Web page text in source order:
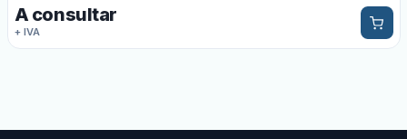
A consultar
+ IVA